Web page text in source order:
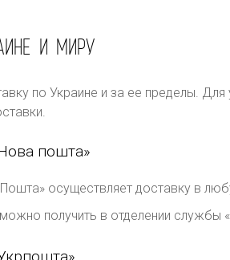
И МИРУ
по Украине и за ее пределы.
пошта»
осуществляет доставку в
получить в отделении службы